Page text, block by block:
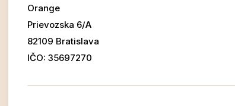
Orange
Prievozska 6/A
82109 Bratislava
IČO: 35697270